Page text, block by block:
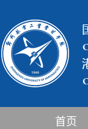
首页